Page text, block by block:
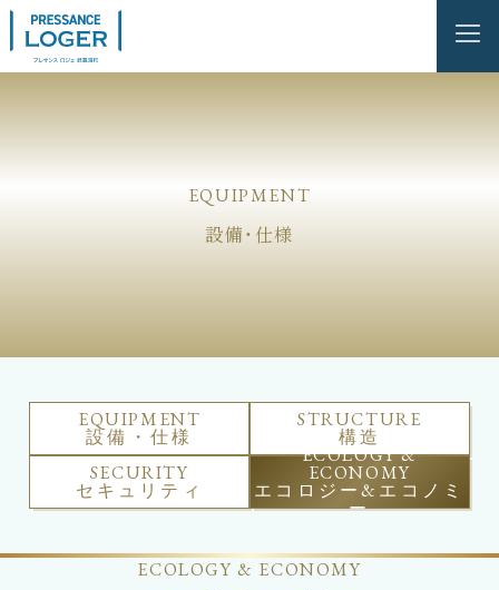
EQUIPMENT
設備・仕様
EQUIPMENT
設備・仕様
STRUCTURE
構造
SECURITY
セキュリティ
ECOLOGY &
ECONOMY
エコロジー&エコノミ
ー
ECOLOGY & ECONOMY